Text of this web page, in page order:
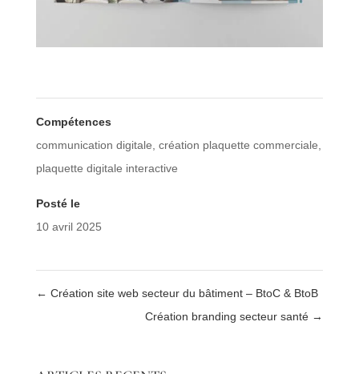
Compétences
communication digitale, création plaquette commerciale,
plaquette digitale interactive
Posté le
10 avril 2025
← Création site web secteur du bâtiment – BtoC & BtoB
Création branding secteur santé →